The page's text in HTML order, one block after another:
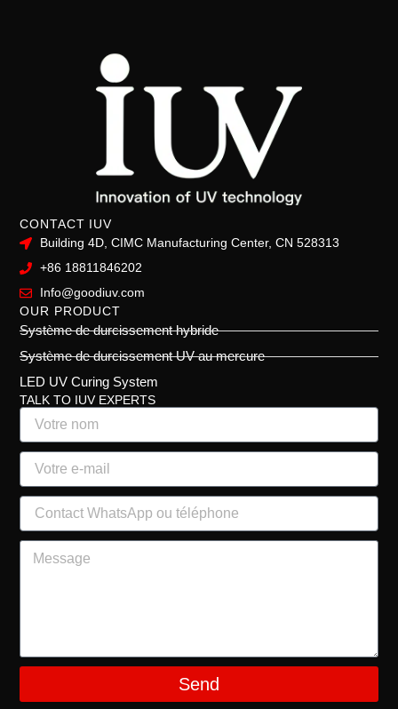
CONTACT IUV
Building 4D, CIMC Manufacturing Center, CN 528313
+86 18811846202
Info@goodiuv.com
OUR PRODUCT
Système de durcissement hybride
Système de durcissement UV au mercure
LED UV Curing System
TALK TO IUV EXPERTS
Send